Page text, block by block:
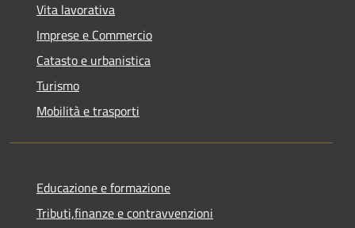
Vita lavorativa
Imprese e Commercio
Catasto e urbanistica
Turismo
Mobilità e trasporti
Educazione e formazione
Tributi,finanze e contravvenzioni